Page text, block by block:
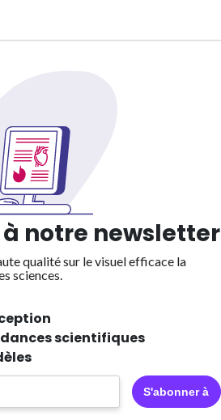
notre newsletter
qualité sur le visuel efficace la
sciences.
scientifiques
S'abonner à